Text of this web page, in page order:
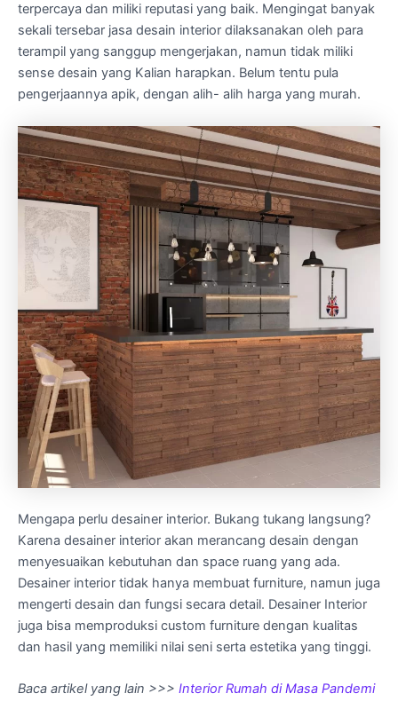
terpercaya dan miliki reputasi yang baik. Mengingat banyak
sekali tersebar jasa desain interior dilaksanakan oleh para
terampil yang sanggup mengerjakan, namun tidak miliki
sense desain yang Kalian harapkan. Belum tentu pula
pengerjaannya apik, dengan alih- alih harga yang murah.
Mengapa perlu desainer interior. Bukang tukang langsung?
Karena desainer interior akan merancang desain dengan
menyesuaikan kebutuhan dan space ruang yang ada.
Desainer interior tidak hanya membuat furniture, namun juga
mengerti desain dan fungsi secara detail. Desainer Interior
juga bisa memproduksi custom furniture dengan kualitas
dan hasil yang memiliki nilai seni serta estetika yang tinggi.
Baca artikel yang lain >>> Interior Rumah di Masa Pandemi